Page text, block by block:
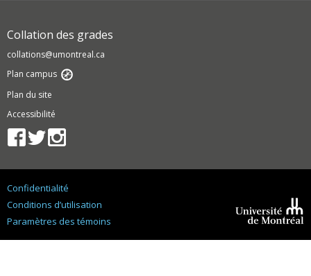
Collation des grades
collations@umontreal.ca
Plan campus
Plan du site
Accessibilité
Confidentialité
Conditions d’utilisation
Paramètres des témoins
Montréal